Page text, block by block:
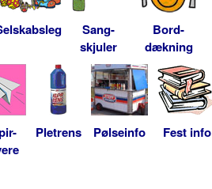
Sang-
skjuler
Bord-
dækning
Pletrens Pølseinfo Fest info